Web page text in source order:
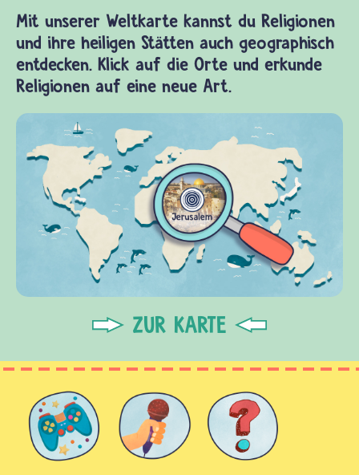
Mit unserer Weltkarte kannst du Religionen
und ihre heiligen Stätten auch geographisch
entdecken. Klick auf die Orte und erkunde
Religionen auf eine neue Art.
ZUR KARTE